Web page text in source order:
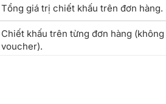
Tổng giá trị chiết khấu trên đơn hàng.
Chiết khấu trên từng đơn hàng (không
voucher).